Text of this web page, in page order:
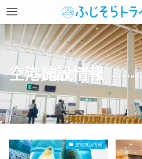
空港施設情報 –
空港施設情報